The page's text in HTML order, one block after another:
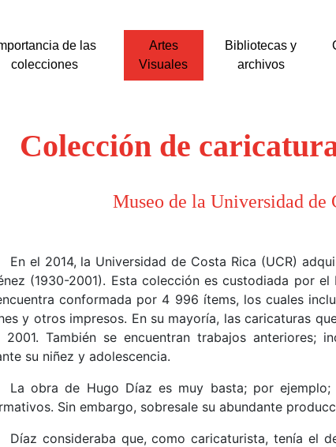
de las
colecciones
Artes
Visuales
Bibliotecas y
archivos
Colección de
Museo de la Universidad de
En el 2014, la Universidad de Costa Rica (UCR)
(1930-2001). Esta colección es custodiada por
conformada por 4 996 ítems, los cuales
y otros impresos. En su mayoría, las caricaturas
También se encuentran trabajos anteriores;
su niñez y adolescencia.
La obra de Hugo Díaz es muy basta; por
Sin embargo, sobresale su abundante
Díaz consideraba que, como caricaturista, tenía el